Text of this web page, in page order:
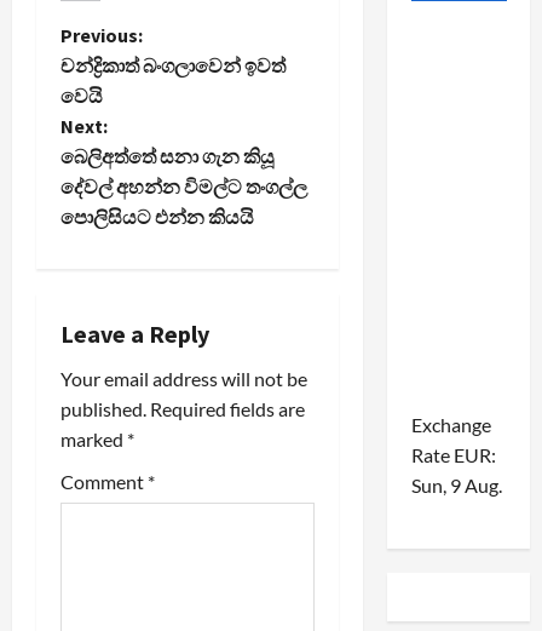
P
o
s
t
v
i
g
a
Previous:
චන්ද්‍රිකාත් බංගලාවෙන් ඉවත්
වෙයි
Next:
බෙලිඅත්තේ සනා ගැන කියූ
දේවල් අහන්න විමල්ට තංගල්ල
පොලිසියට එන්න කියයි
Leave a Reply
Your email address will not be
published. Required fields are
marked *
Comment *
Exchange
Rate EUR:
Sun, 9 Aug.